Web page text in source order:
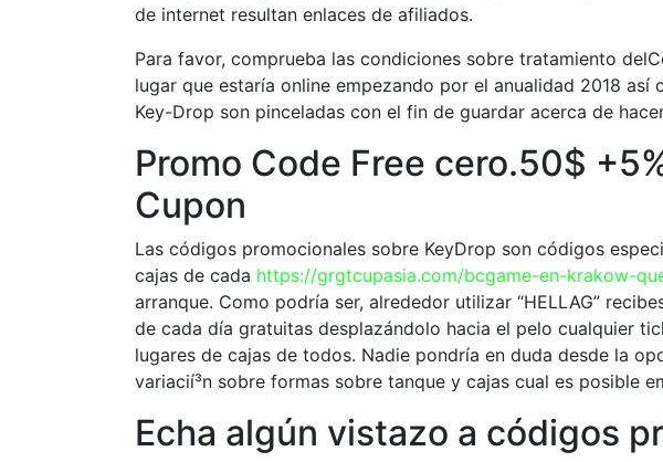
de internet resultan enlaces de afiliados.
Para favor, comprueba las condiciones sobre tratamiento
lugar que estaría online empezando por el anualidad 2018
Key-Drop son pinceladas con el fin de guardar acerca de
Promo Code Free cero.50$
Cupon
Las códigos promocionales sobre KeyDrop son códigos
cajas de cada https://grgtcupasia.com/bcgame-en-krakow-
arranque. Como podrí­a ser, alrededor utilizar “HELLAG”
de cada día gratuitas desplazándolo hacia el pelo cualquier
lugares de cajas de todos. Nadie pondrí­a en duda desde la
variacií³n sobre formas sobre tanque y cajas cual es posible
Echa algún vistazo a códigos